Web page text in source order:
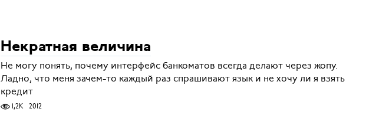
Некратная величина
Не могу понять, почему интерфейс банкоматов всегда делают через жопу.
Ладно, что меня зачем-то каждый раз спрашивают язык и не хочу ли я взять
кредит
1,2K 2012